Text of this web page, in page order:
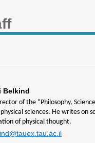
Belkind
of the “Philosophy,
sciences. He writes on
of physical thought.